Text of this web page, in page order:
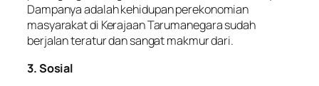
Dampanya adalah kehidupan perekonomian
masyarakat di Kerajaan Tarumanegara sudah
berjalan teratur dan sangat makmur dari.
3. Sosial